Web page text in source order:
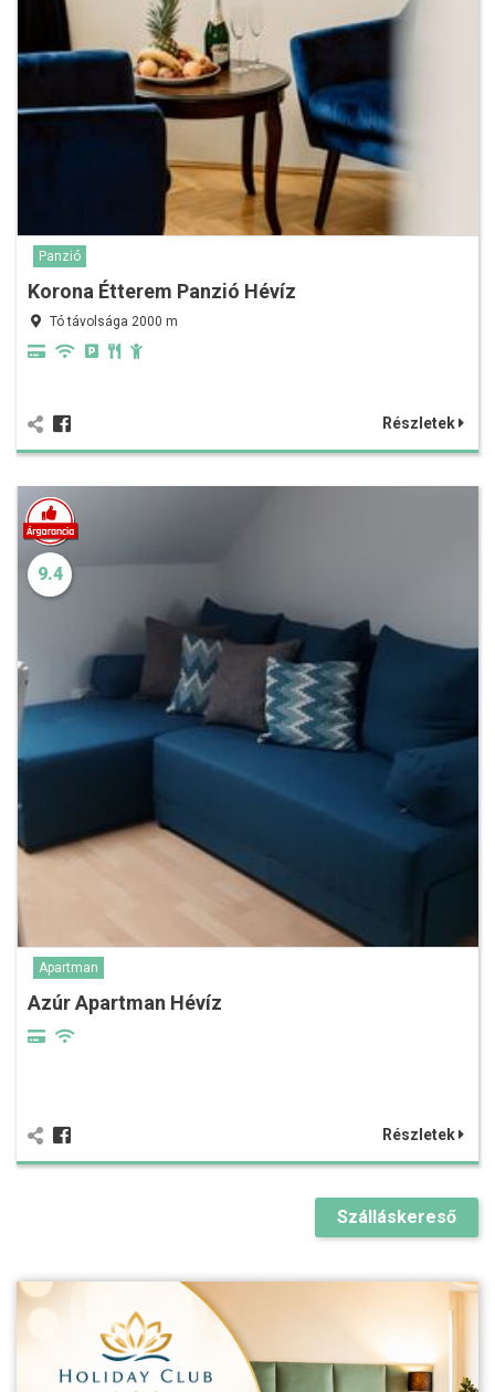
Panzió
Korona Étterem Panzió Hévíz
Tó távolsága 2000 m
Részletek
9.4
Apartman
Azúr Apartman Hévíz
Részletek
Szálláskereső